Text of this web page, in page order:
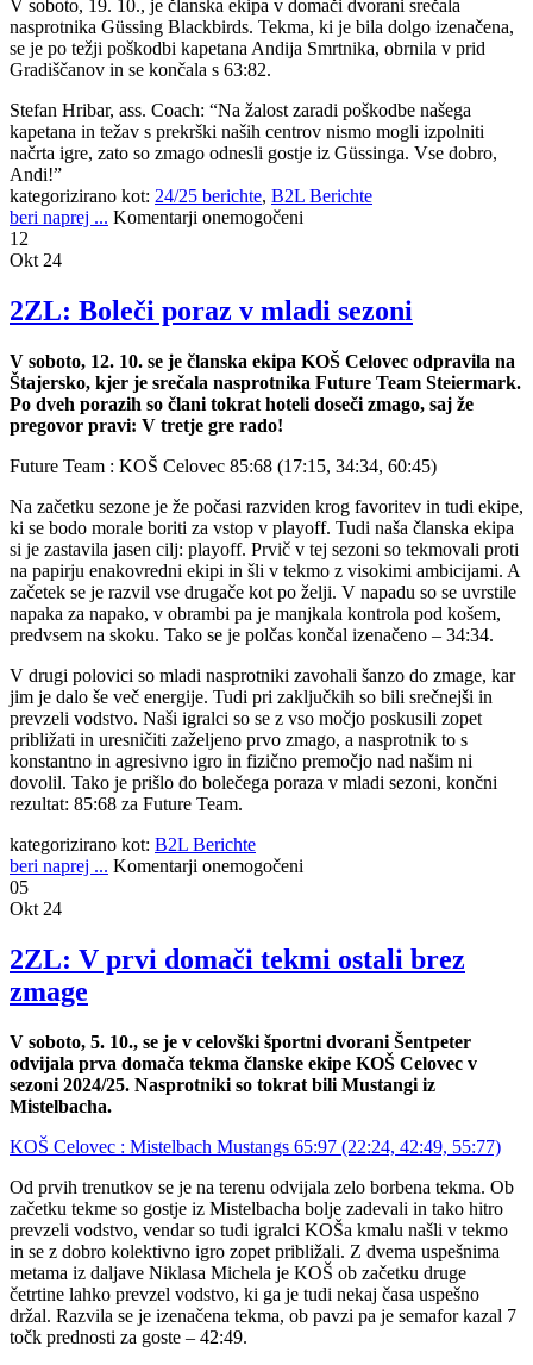
V soboto, 19. 10., je članska ekipa v domači dvorani srečala
nasprotnika Güssing Blackbirds. Tekma, ki je bila dolgo izenačena,
se je po težji poškodbi kapetana Andija Smrtnika, obrnila v prid
Gradiščanov in se končala s 63:82.
Stefan Hribar, ass. Coach: “Na žalost zaradi poškodbe našega
kapetana in težav s prekrški naših centrov nismo mogli izpolniti
načrta igre, zato so zmago odnesli gostje iz Güssinga. Vse dobro,
Andi!”
kategorizirano kot: 24/25 berichte, B2L Berichte
beri naprej ... Komentarji onemogočeni
12
Okt 24
2ZL: Boleči poraz v mladi sezoni
V soboto, 12. 10. se je članska ekipa KOŠ Celovec odpravila na
Štajersko, kjer je srečala nasprotnika Future Team Steiermark.
Po dveh porazih so člani tokrat hoteli doseči zmago, saj že
pregovor pravi: V tretje gre rado!
Future Team : KOŠ Celovec 85:68 (17:15, 34:34, 60:45)
Na začetku sezone je že počasi razviden krog favoritev in tudi ekipe,
ki se bodo morale boriti za vstop v playoff. Tudi naša članska ekipa
si je zastavila jasen cilj: playoff. Prvič v tej sezoni so tekmovali proti
na papirju enakovredni ekipi in šli v tekmo z visokimi ambicijami. A
začetek se je razvil vse drugače kot po želji. V napadu so se uvrstile
napaka za napako, v obrambi pa je manjkala kontrola pod košem,
predvsem na skoku. Tako se je polčas končal izenačeno – 34:34.
V drugi polovici so mladi nasprotniki zavohali šanzo do zmage, kar
jim je dalo še več energije. Tudi pri zaključkih so bili srečnejši in
prevzeli vodstvo. Naši igralci so se z vso močjo poskusili zopet
približati in uresničiti zaželjeno prvo zmago, a nasprotnik to s
konstantno in agresivno igro in fizično premočjo nad našim ni
dovolil. Tako je prišlo do bolečega poraza v mladi sezoni, končni
rezultat: 85:68 za Future Team.
kategorizirano kot: B2L Berichte
beri naprej ... Komentarji onemogočeni
05
Okt 24
2ZL: V prvi domači tekmi ostali brez
zmage
V soboto, 5. 10., se je v celovški športni dvorani Šentpeter
odvijala prva domača tekma članske ekipe KOŠ Celovec v
sezoni 2024/25. Nasprotniki so tokrat bili Mustangi iz
Mistelbacha.
KOŠ Celovec : Mistelbach Mustangs 65:97 (22:24, 42:49, 55:77)
Od prvih trenutkov se je na terenu odvijala zelo borbena tekma. Ob
začetku tekme so gostje iz Mistelbacha bolje zadevali in tako hitro
prevzeli vodstvo, vendar so tudi igralci KOŠa kmalu našli v tekmo
in se z dobro kolektivno igro zopet približali. Z dvema uspešnima
metama iz daljave Niklasa Michela je KOŠ ob začetku druge
četrtine lahko prevzel vodstvo, ki ga je tudi nekaj časa uspešno
držal. Razvila se je izenačena tekma, ob pavzi pa je semafor kazal 7
točk prednosti za goste – 42:49.